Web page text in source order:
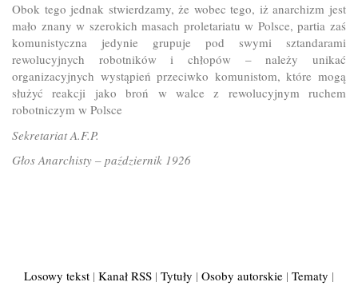
Obok tego jednak stwierdzamy, że wobec tego, iż anarchizm jest
mało znany w szerokich masach proletariatu w Polsce, partia zaś
komunistyczna jedynie grupuje pod swymi sztandarami
rewolucyjnych robotników i chłopów – należy unikać
organizacyjnych wystąpień przeciwko komunistom, które mogą
służyć reakcji jako broń w walce z rewolucyjnym ruchem
robotniczym w Polsce
Sekretariat A.F.P.
Głos Anarchisty – październik 1926
Losowy tekst | Kanał RSS | Tytuły | Osoby autorskie | Tematy |